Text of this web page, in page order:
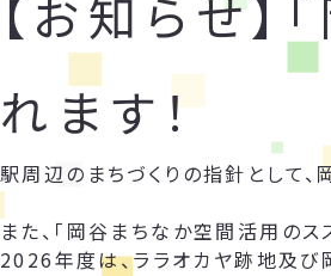
【お知らせ
れます！
駅周辺のまちづくりの指針として、
また、「岡谷まちなか空間活用の
2026年度は、ララオカヤ跡地及び